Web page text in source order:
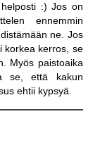
:) Jos on
ennemmin
ne. Jos
korkea kerros, se
Myös paistoaika
se, että kakun
ehtii kypsyä.